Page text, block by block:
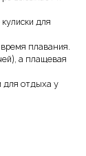
для
плавания.
а плащевая
для отдыха у